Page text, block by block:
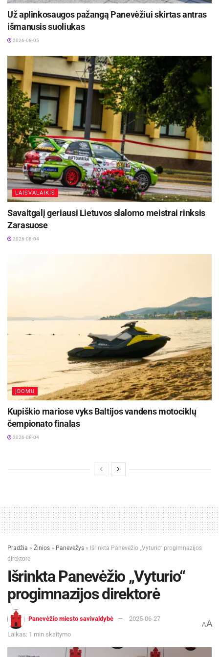
Už aplinkosaugos pažangą Panevėžiui skirtas antras
išmanusis suoliukas
2026-08-05
LAISVALAIKIS
Savaitgalį geriausi Lietuvos slalomo meistrai rinksis
Zarasuose
2026-08-04
ĮDOMU
Kupiškio mariose vyks Baltijos vandens motociklų
čempionato finalas
2026-08-04
Pradžia » Žinios » Panevėžys » Išrinkta Panevėžio „Vyturio“ progimnazijos
direktorė
Išrinkta Panevėžio „Vyturio“
progimnazijos direktorė
Panevėžio miesto savivaldybė 2025-06-27
Laikas: 1 min skaitymo
AA